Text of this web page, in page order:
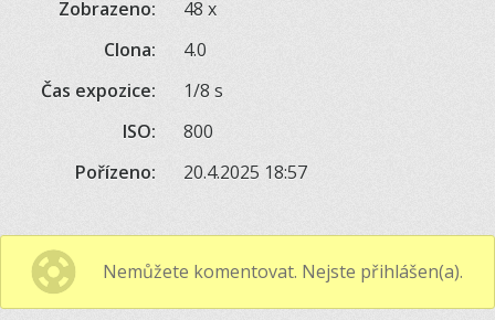
Zobrazeno:
48 x
Clona:
4.0
Čas expozice:
1/8 s
ISO:
800
Pořízeno:
20.4.2025 18:57
Nemůžete komentovat. Nejste přihlášen(a).